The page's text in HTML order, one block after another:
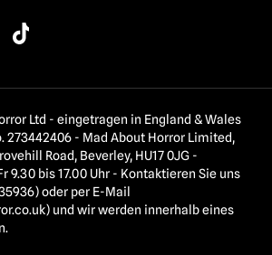
Ltd - eingetragen in England & Wales
273442406 - Mad About Horror Limited,
Road, Beverley, HU17 0JG -
9.30 bis 17.00 Uhr - Kontaktieren Sie uns
oder per E-Mail
) und wir werden innerhalb eines